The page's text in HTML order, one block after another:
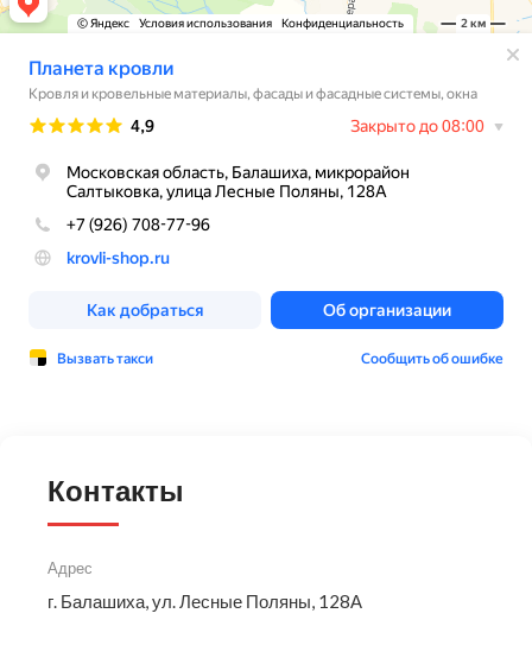
Контакты
Адрес
г. Балашиха, ул. Лесные Поляны, 128А